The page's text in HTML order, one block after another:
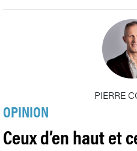
PIERRE
OPINION
Ceux d’en haut et